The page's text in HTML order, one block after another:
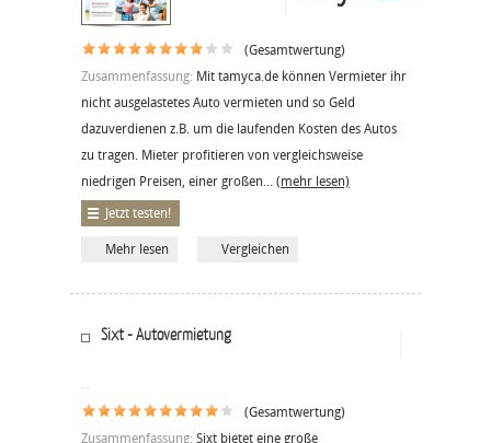
(Gesamtwertung)
Zusammenfassung: Mit tamyca.de können Vermieter ihr
nicht ausgelastetes Auto vermieten und so Geld
dazuverdienen z.B. um die laufenden Kosten des Autos
zu tragen. Mieter profitieren von vergleichsweise
niedrigen Preisen, einer großen... (mehr lesen)
Jetzt testen!
Mehr lesen Vergleichen
Sixt - Autovermietung
(Gesamtwertung)
Zusammenfassung: Sixt bietet eine große